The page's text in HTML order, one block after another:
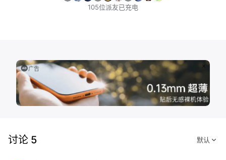
105位派友已充电
广告
讨论 5